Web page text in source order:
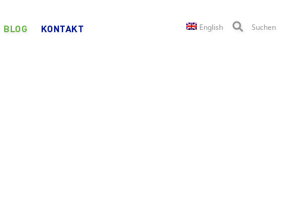
BLOG KONTAKT English Suchen